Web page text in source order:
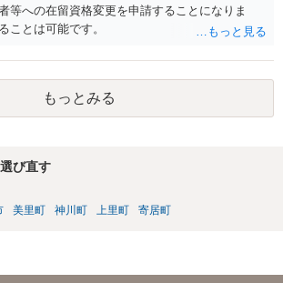
等への在留資格変更を申請することになりま
ことは可能です。
もっとみる
び直す
美里町 神川町 上里町 寄居町